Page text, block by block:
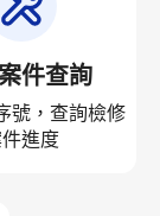
件查詢
號，查詢檢修
進度